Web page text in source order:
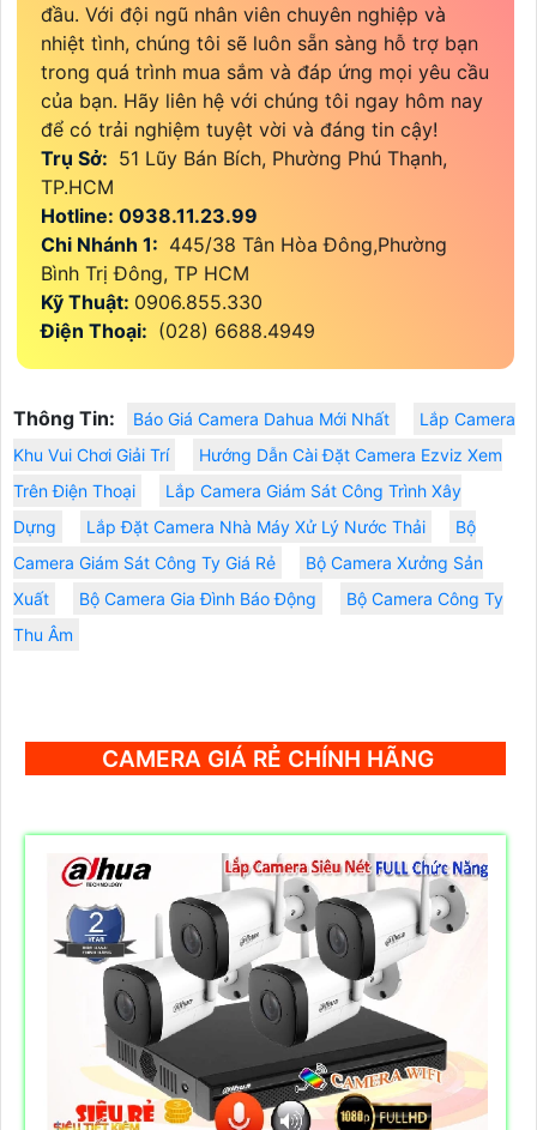
đầu. Với đội ngũ nhân viên chuyên nghiệp và
nhiệt tình, chúng tôi sẽ luôn sẵn sàng hỗ trợ bạn
trong quá trình mua sắm và đáp ứng mọi yêu cầu
của bạn. Hãy liên hệ với chúng tôi ngay hôm nay
để có trải nghiệm tuyệt vời và đáng tin cậy!
Trụ Sở: 51 Lũy Bán Bích, Phường Phú Thạnh,
TP.HCM
Hotline: 0938.11.23.99
Chi Nhánh 1: 445/38 Tân Hòa Đông,Phường
Bình Trị Đông, TP HCM
Kỹ Thuật: 0906.855.330
Điện Thoại: (028) 6688.4949
Thông Tin: Báo Giá Camera Dahua Mới Nhất
Lắp Camera
Khu Vui Chơi Giải Trí
Hướng Dẫn Cài Đặt Camera Ezviz Xem
Trên Điện Thoại
Lắp Camera Giám Sát Công Trình Xây
Dựng
Lắp Đặt Camera Nhà Máy Xử Lý Nước Thải
Bộ
Camera Giám Sát Công Ty Giá Rẻ
Bộ Camera Xưởng Sản
Xuất
Bộ Camera Gia Đình Báo Động
Bộ Camera Công Ty
Thu Âm
CAMERA GIÁ RẺ CHÍNH HÃNG